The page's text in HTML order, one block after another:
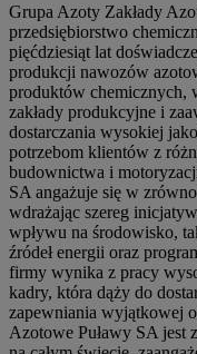
Grupa Azoty Zakłady
przedsiębiorstwo
pięćdziesiąt lat
produkcji nawozów
produktów chemicznych,
zakłady produkcyjne i
dostarczania wysokiej
potrzebom klientów z
budownictwa i
SA angażuje się w
wdrażając szereg
wpływu na środowisko,
źródeł energii oraz
firmy wynika z pracy
kadry, która dąży do
zapewniania wyjątkowej
Azotowe Puławy SA jest